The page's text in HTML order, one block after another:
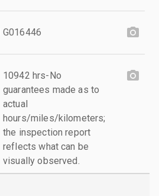
G016446
10942 hrs-No
guarantees made as to
actual
hours/miles/kilometers;
the inspection report
reflects what can be
visually observed.